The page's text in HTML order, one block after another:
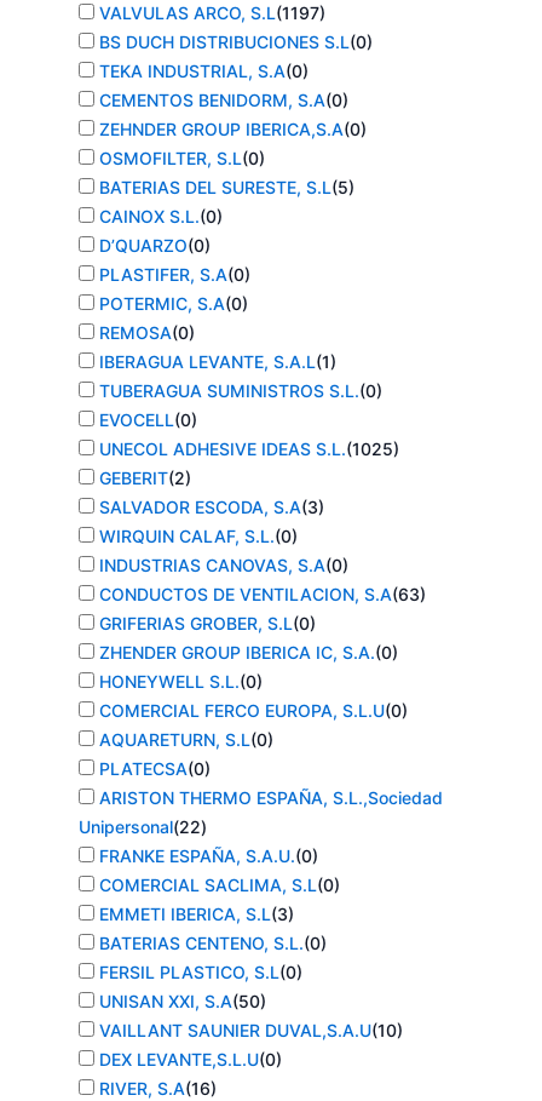
VALVULAS ARCO, S.L(1197)
BS DUCH DISTRIBUCIONES S.L(0)
TEKA INDUSTRIAL, S.A(0)
CEMENTOS BENIDORM, S.A(0)
ZEHNDER GROUP IBERICA,S.A(0)
OSMOFILTER, S.L(0)
BATERIAS DEL SURESTE, S.L(5)
CAINOX S.L.(0)
D’QUARZO(0)
PLASTIFER, S.A(0)
POTERMIC, S.A(0)
REMOSA(0)
IBERAGUA LEVANTE, S.A.L(1)
TUBERAGUA SUMINISTROS S.L.(0)
EVOCELL(0)
UNECOL ADHESIVE IDEAS S.L.(1025)
GEBERIT(2)
SALVADOR ESCODA, S.A(3)
WIRQUIN CALAF, S.L.(0)
INDUSTRIAS CANOVAS, S.A(0)
CONDUCTOS DE VENTILACION, S.A(63)
GRIFERIAS GROBER, S.L(0)
ZHENDER GROUP IBERICA IC, S.A.(0)
HONEYWELL S.L.(0)
COMERCIAL FERCO EUROPA, S.L.U(0)
AQUARETURN, S.L(0)
PLATECSA(0)
ARISTON THERMO ESPAÑA, S.L.,Sociedad
Unipersonal(22)
FRANKE ESPAÑA, S.A.U.(0)
COMERCIAL SACLIMA, S.L(0)
EMMETI IBERICA, S.L(3)
BATERIAS CENTENO, S.L.(0)
FERSIL PLASTICO, S.L(0)
UNISAN XXI, S.A(50)
VAILLANT SAUNIER DUVAL,S.A.U(10)
DEX LEVANTE,S.L.U(0)
RIVER, S.A(16)